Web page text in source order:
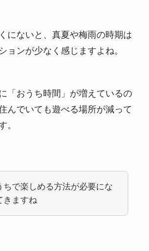
にないと、真夏や梅雨の時期は
ョンが少なく感じますよね。
「おうち時間」が増えているの
んでいても遊べる場所が減って
。
ちで楽しめる方法が必要にな
きますね